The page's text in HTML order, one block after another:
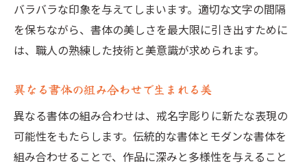
バラバラな印象を与えてしまいます。適切な文字の間隔
を保ちながら、書体の美しさを最大限に引き出すために
は、職人の熟練した技術と美意識が求められます。
異なる書体の組み合わせで生まれる美
異なる書体の組み合わせは、戒名字彫りに新たな表現の
可能性をもたらします。伝統的な書体とモダンな書体を
組み合わせることで、作品に深みと多様性を与えること